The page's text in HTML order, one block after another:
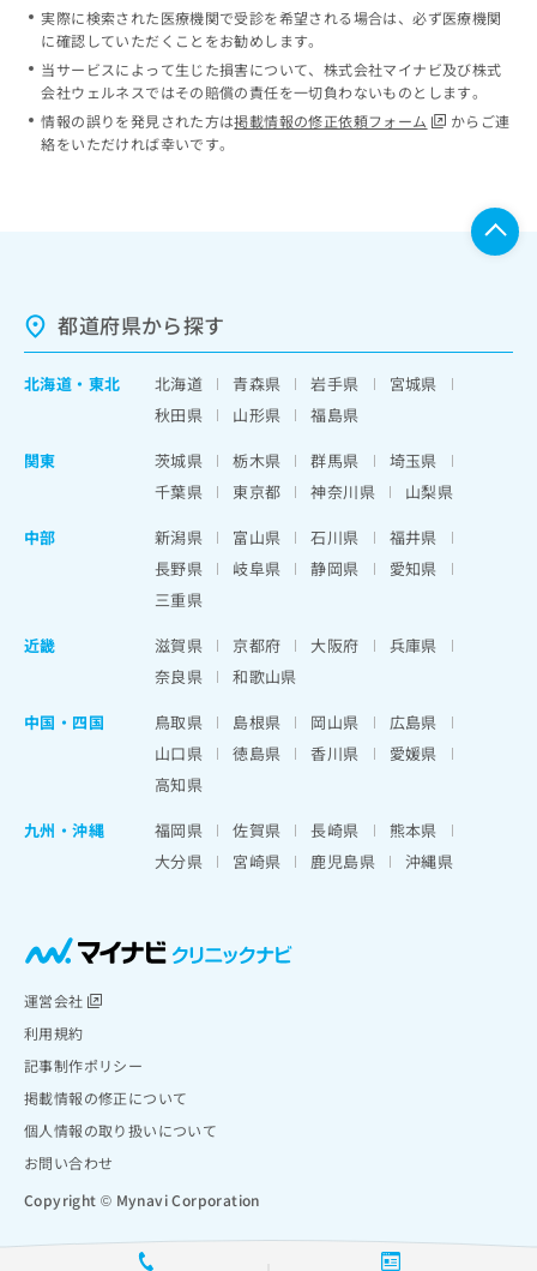
実際に検索された医療機関で受診を希望される場合は、必ず医療機関
に確認していただくことをお勧めします。
当サービスによって生じた損害について、株式会社マイナビ及び株式
会社ウェルネスではその賠償の責任を一切負わないものとします。
情報の誤りを発見された方は掲載情報の修正依頼フォーム
からご連
絡をいただければ幸いです。
都道府県から探す
北海道 ・ 東北 北海道 青森県 岩手県
宮城県
秋田県
山形県
福島県
関東
茨城県 栃木県 群馬県
埼玉県
千葉県
東京都 神奈川県
山梨県
中部
新潟県 富山県 石川県
福井県
長野県
岐阜県 静岡県
愛知県
三重県
近畿
滋賀県 京都府 大阪府
兵庫県
奈良県
和歌山県
中国・四国
鳥取県 島根県 岡山県
広島県
山口県
徳島県 香川県
愛媛県
高知県
九州・沖縄
福岡県 佐賀県 長崎県
熊本県
大分県
宮崎県 鹿児島県 沖縄県
運営会社
利用規約
記事制作ポリシー
掲載情報の修正について
個人情報の取り扱いについて
お問い合わせ
Copyright © Mynavi Corporation